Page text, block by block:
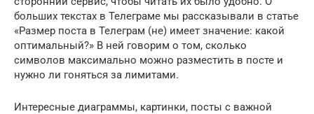
больших текстах в Телеграме мы рассказывали в статье
«Размер поста в Телеграм (не) имеет значение: какой
оптимальный?» В ней говорим о том, сколько
символов максимально можно разместить в посте и
нужно ли гоняться за лимитами.
Интересные диаграммы, картинки, посты с важной